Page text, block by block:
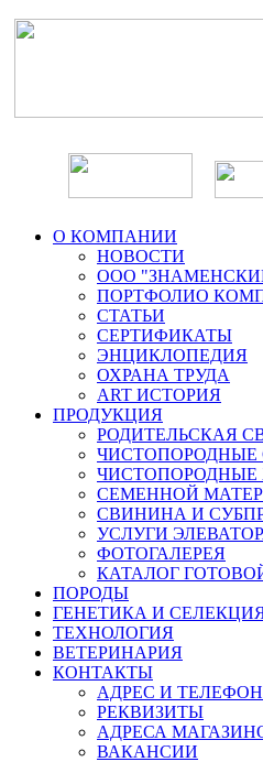
О КОМПАНИИ
НОВОСТИ
ООО
ПОРТФОЛИО
СТАТЬИ
СЕРТИФИКАТЫ
ЭНЦИКЛОПЕДИЯ
ОХРАНА ТРУДА
ART ИСТОРИЯ
ПРОДУКЦИЯ
РОДИТЕЛЬСКАЯ
ЧИСТОПОРОДНЫЕ
СЕМЕННОЙ
СВИНИНА И
УСЛУГИ
ФОТОГАЛЕРЕЯ
КАТАЛОГ
ПОРОДЫ
ГЕНЕТИКА И
ТЕХНОЛОГИЯ
ВЕТЕРИНАРИЯ
КОНТАКТЫ
АДРЕС И
РЕКВИЗИТЫ
АДРЕСА
ВАКАНСИИ